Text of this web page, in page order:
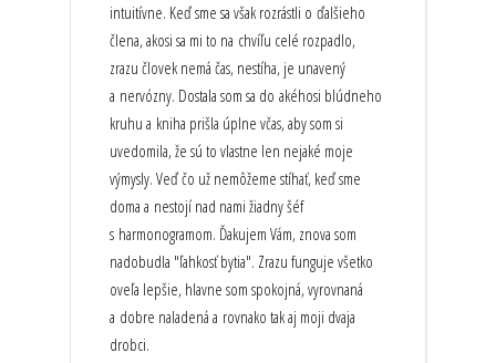
intuitívne. Keď sme sa však rozrástli o ďalšieho
člena, akosi sa mi to na chvíľu celé rozpadlo,
zrazu človek nemá čas, nestíha, je unavený
a nervózny. Dostala som sa do akéhosi blúdneho
kruhu a kniha prišla úplne včas, aby som si
uvedomila, že sú to vlastne len nejaké moje
výmysly. Veď čo už nemôžeme stíhať, keď sme
doma a nestojí nad nami žiadny šéf
s harmonogramom. Ďakujem Vám, znova som
nadobudla "ľahkosť bytia". Zrazu funguje všetko
oveľa lepšie, hlavne som spokojná, vyrovnaná
a dobre naladená a rovnako tak aj moji dvaja
drobci.